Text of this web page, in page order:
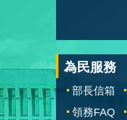
為民服務
部長信箱
領務FAQ